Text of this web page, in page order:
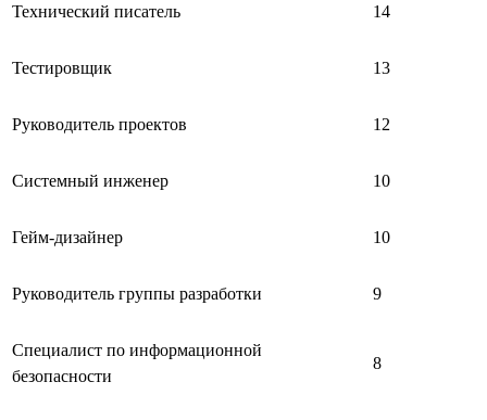
Технический писатель 14
Тестировщик 13
Руководитель проектов 12
Системный инженер 10
Гейм-дизайнер 10
Руководитель группы разработки 9
Специалист по информационной
безопасности
8